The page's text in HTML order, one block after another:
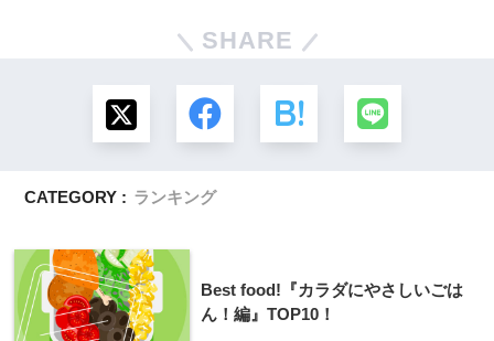
SHARE
CATEGORY : ランキング
Best food!『カラダにやさしいごは
ん！編』TOP10！